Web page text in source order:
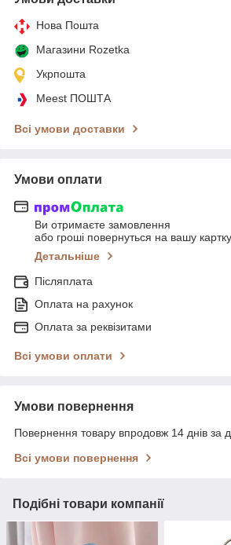
Нова Пошта
Магазини Rozetka
Укрпошта
Meest ПОШТА
Всі умови доставки
Умови оплати
Ви отримаєте замовлення
або гроші повернуться на вашу картку
Детальніше
Післяплата
Оплата на рахунок
Оплата за реквізитами
Всі умови оплати
Умови повернення
Повернення товару впродовж 14 днів за
Всі умови повернення
Подібні товари компанії